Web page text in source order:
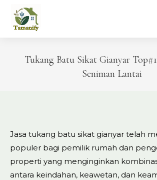
content
Tukang Batu Sikat Gianyar
Seniman Lantai
Jasa tukang batu sikat gianyar telah
populer bagi pemilik rumah dan
properti yang menginginkan
antara keindahan, keawetan, dan